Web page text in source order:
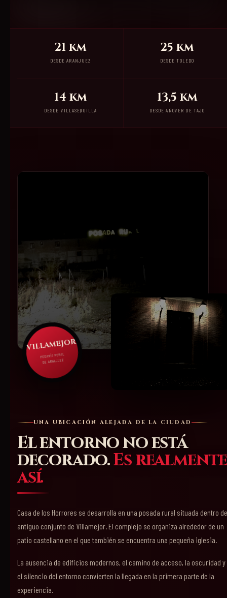
21 km
DESDE ARANJUEZ
25 km
DESDE TOLEDO
14 km
DESDE VILLASEQUILLA
13,5 km
DESDE AÑOVER DE TAJO
VILLAMEJOR
PEDANÍA RURAL
DE ARANJUEZ
UNA UBICACIÓN ALEJADA DE LA CIUDAD
El entorno no está
decorado.Es realmente
así.
Casa de los Horrores se desarrolla en una posada rural situada dentro
antiguo conjunto de Villamejor. El complejo se organiza alrededor de un
patio castellano en el que también se encuentra una pequeña iglesia.
La ausencia de edificios modernos, el camino de acceso, la oscuridad y
el silencio del entorno convierten la llegada en la primera parte de la
experiencia.